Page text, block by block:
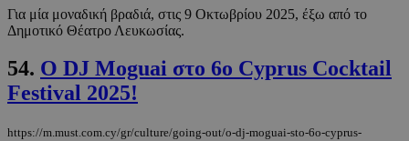
Για μία μοναδική βραδιά, στις 9 Οκτωβρίου 2025, έξω από το
Δημοτικό Θέατρο Λευκωσίας.
54. O DJ Moguai στο 6o Cyprus Cocktail
Festival 2025!
https://m.must.com.cy/gr/culture/going-out/o-dj-moguai-sto-6o-cyprus-
CookieScriptConsent